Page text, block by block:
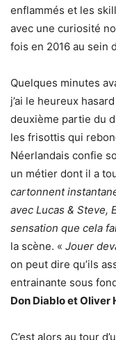
enflammés et les
avec une curiosité
fois en 2016 au sein
Quelques minutes
j’ai le heureux
deuxième partie du
les frisottis qui
Néerlandais confie
un métier dont il a
cartonnent
avec Lucas & Steve,
sensation que cela
la scène. « Jouer
on peut dire qu’ils
entrainante sous
Don Diablo et Oliver
C’est alors au tour